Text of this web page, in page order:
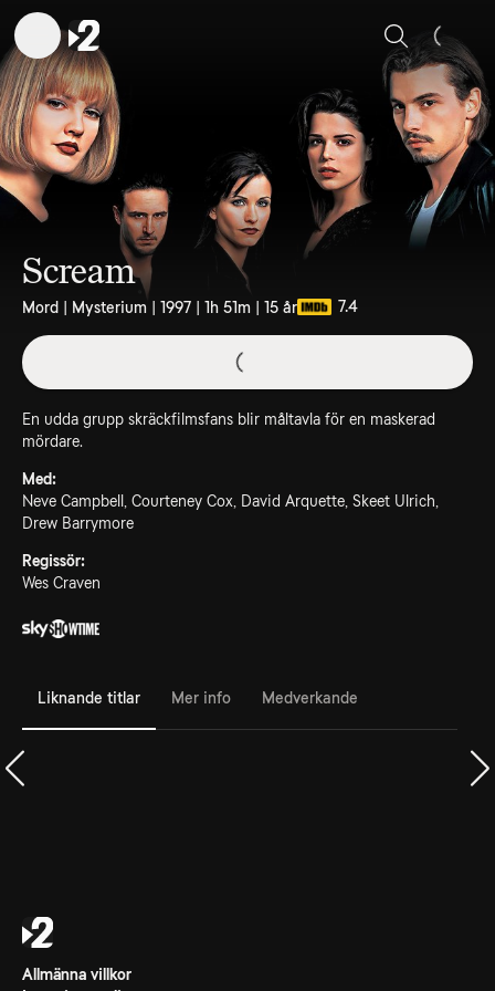
Sök
Scream
Mord | Mysterium | 1997 | 1h 51m | 15 år 7.4
En udda grupp skräckfilmsfans blir måltavla för en maskerad
mördare.
Med:
Neve Campbell, Courteney Cox, David Arquette, Skeet Ulrich,
Drew Barrymore
Regissör:
Wes Craven
Liknande titlar Mer info Medverkande
Allmänna villkor